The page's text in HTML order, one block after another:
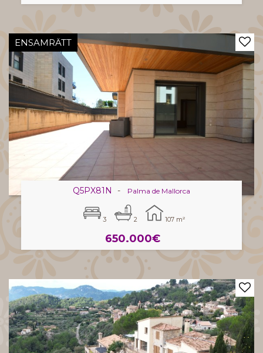
ENSAMRÄTT
Q5PX81N - Palma de Mallorca
3 2 107 m²
650.000€